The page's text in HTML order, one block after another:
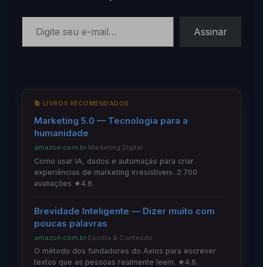
Digite seu e-mail…
Assinar
📚 LIVROS RECOMENDADOS
Marketing 5.0 — Tecnologia para a
humanidade
amazon.com.br·Marketing Digital
Como usar IA, dados e automação para criar
experiências de marketing irresistíveis. 2.700
avaliações ★4.8.
Brevidade Inteligente — Dizer muito com
poucas palavras
amazon.com.br·Escrita & Conteúdo
O método dos fundadores do Axios para escrever
textos que as pessoas realmente leem. ★4.6.